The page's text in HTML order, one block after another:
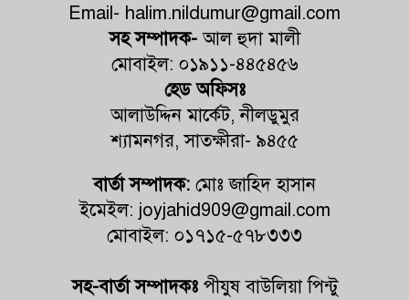
কালিগঞ্জের পল্লীতে পৈতৃক ভিটা থেকে
সন্তান উচ্ছেদের পায়তারার প্রতিবাদে
মানববন্ধন
ভোট আসে জনপ্রতিনিধি হয়, কিন্তু
মহেশ্বরপুরের কোন উন্নয়ন হয়না
বিদ্যালয়ের কমিটির অভিষেক অনুষ্ঠিত
কালিগঞ্জে ট্রাকচাপায় শিশুর মর্মান্তিক মৃত্যু,
Email- halim.nildumur@gmail.com
সহ সম্পাদক-আল হুদা মালী
মোবাইল: ০১৯১১-৪৪৫৪৫৬
হেড অফিসঃ
আলাউদ্দিন মার্কেট, নীলডুমুর
শ্যামনগর, সাতক্ষীরা- ৯৪৫৫
বার্তা সম্পাদক: মোঃ জাহিদ হাসান
ইমেইল: joyjahid909@gmail.com
মোবাইল: ০১৭১৫-৫৭৮৩৩৩
সহ-বার্তা সম্পাদকঃপীযুষ বাউলিয়া পিন্টু